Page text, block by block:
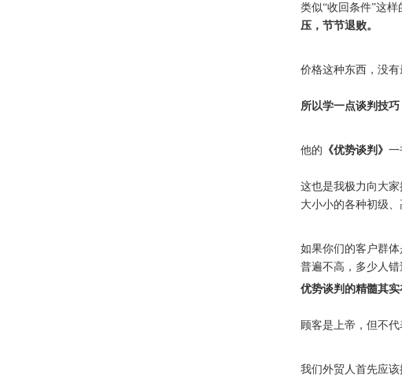
类似“收回条件”这
压，节节退败。
价格这种东西，没
所以学一点谈判技
他的 《优势谈判》 一
这也是我极力向大
大小小的各种初级
如果你们的客户群
普遍不高，多少人错
优势谈判的精髓其实
顾客是上帝，但不代
我们外贸人首先应